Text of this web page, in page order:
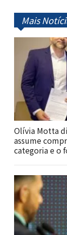
Mais
Olívia Motta
assume
categoria e o